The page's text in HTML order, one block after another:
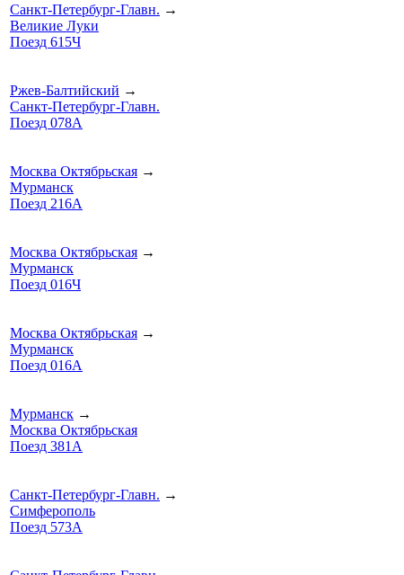
Санкт-Петербург-Главн. →
Великие Луки
Поезд 615Ч
Ржев-Балтийский →
Санкт-Петербург-Главн.
Поезд 078А
Москва Октябрьская →
Мурманск
Поезд 216А
Москва Октябрьская →
Мурманск
Поезд 016Ч
Москва Октябрьская →
Мурманск
Поезд 016А
Мурманск →
Москва Октябрьская
Поезд 381А
Санкт-Петербург-Главн. →
Симферополь
Поезд 573А